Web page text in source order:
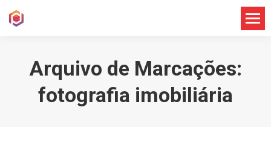
Arquivo de Marcações:
fotografia imobiliária